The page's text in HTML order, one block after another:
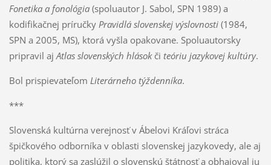
Fonetika a fonológia(spoluautor J. Sabol, SPN 1989) a
kodifikačnej príručky Pravidlá slovenskej výslovnosti(1984,
SPN a 2005, MS), ktorá vyšla opakovane. Spoluautorsky
pripravil ajAtlas slovenských hlásokči teóriu jazykovej kultúry.
Bol prispievateľom Literárneho týždenníka.
***
Slovenská kultúrna verejnosť v Ábelovi Kráľovi stráca
špičkového odborníka v oblasti slovenskej jazykovedy, ale aj
politika, ktorý sa zaslúžil o slovenskú štátnosť a obhajoval ju